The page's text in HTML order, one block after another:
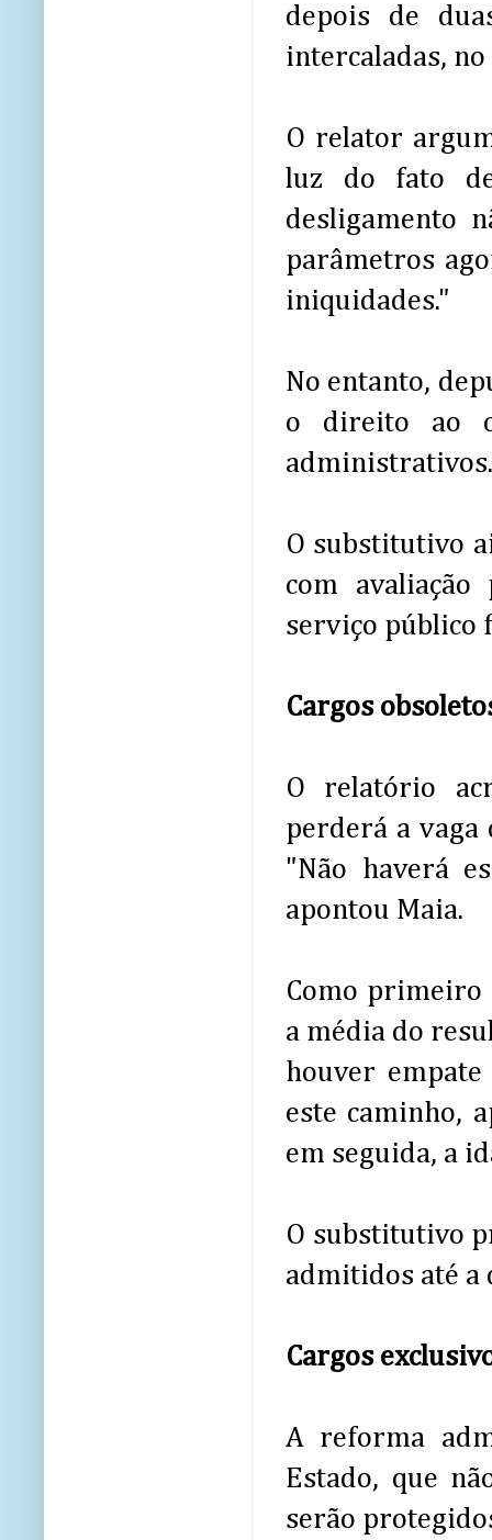
depois de
intercaladas,
O relator
luz do fato
desligamento
parâmetros
iniquidades."
No entanto,
o direito ao
administrativos.
O substitutivo
com
serviço público
Cargos
O relatório
perderá a vaga
"Não haverá
apontou Maia.
Como primeiro
a média do
houver
este caminho,
em seguida, a
O substitutivo
admitidos até a
Cargos
A reforma
Estado, que
serão